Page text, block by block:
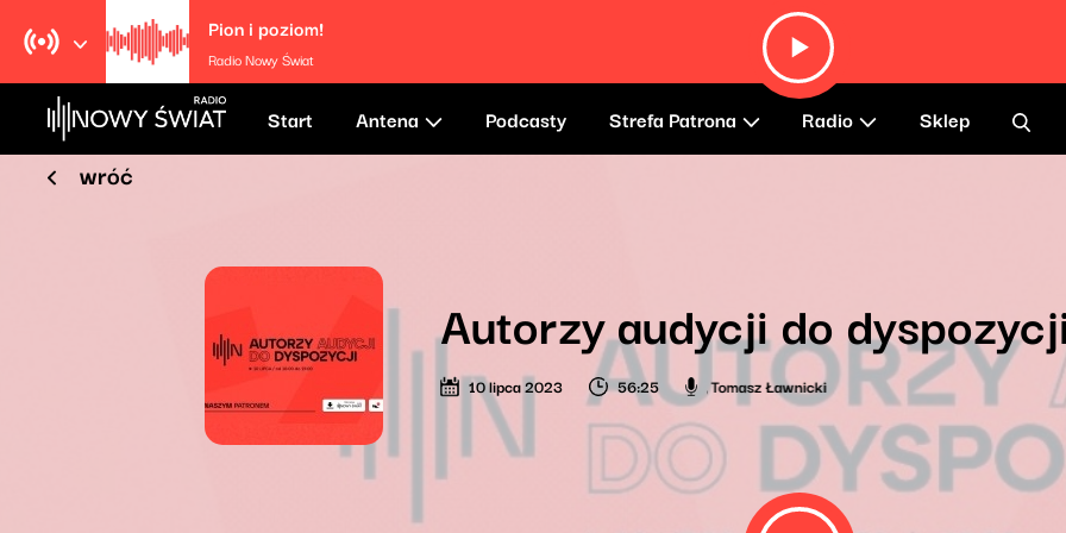
Pion i poziom!
Radio Nowy Świat
Start Antena Podcasty Strefa Patrona Radio Sklep
wróć
Autorzy audycji do
10 lipca 2023 56:25